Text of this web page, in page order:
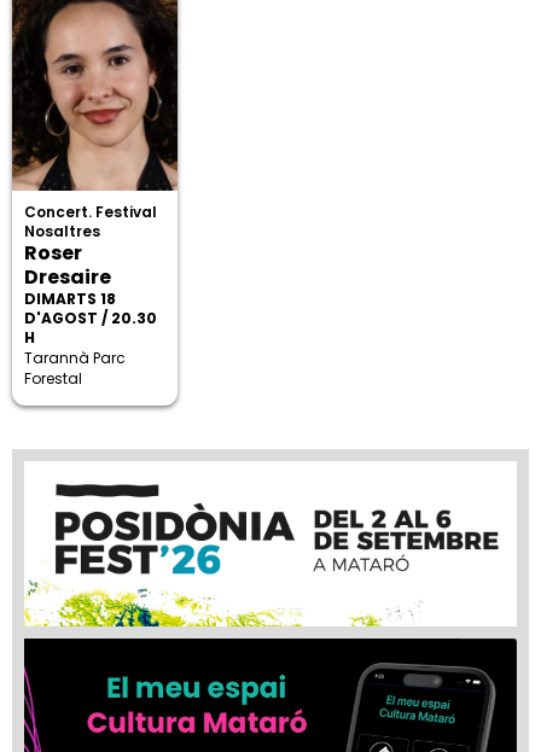
Concert. Festival
Nosaltres
Roser
Dresaire
DIMARTS 18
D'AGOST / 20.30
H
Tarannà Parc
Forestal